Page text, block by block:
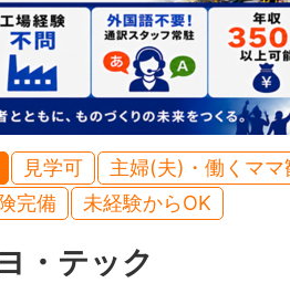
見学可
主婦(夫)・働くママ
完備
未経験からOK
・テック